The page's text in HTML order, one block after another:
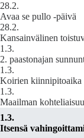
28.2.
Avaa se pullo -päivä
28.2.
Kansainvälinen
1.3.
2. paastonajan
1.3.
Koirien kiinnipitoaika
1.3.
Maailman
1.3.
Itsensä